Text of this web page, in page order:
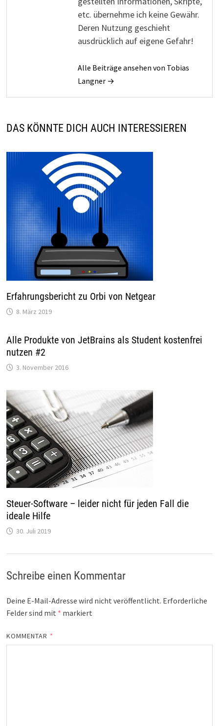
etc. übernehme ich keine Gewähr.
Deren Nutzung geschieht
ausdrücklich auf eigene Gefahr!
Alle Beiträge ansehen von Tobias
Langner →
DAS KÖNNTE DICH AUCH INTERESSIEREN
Erfahrungsbericht zu Orbi von Netgear
8. März 2019
Alle Produkte von JetBrains als Student kostenfrei
nutzen #2
3. November 2016
Steuer-Software – leider nicht für jeden Fall die
ideale Hilfe
30. Juli 2019
Schreibe einen Kommentar
Deine E-Mail-Adresse wird nicht veröffentlicht. Erforderliche
Felder sind mit * markiert
KOMMENTAR *